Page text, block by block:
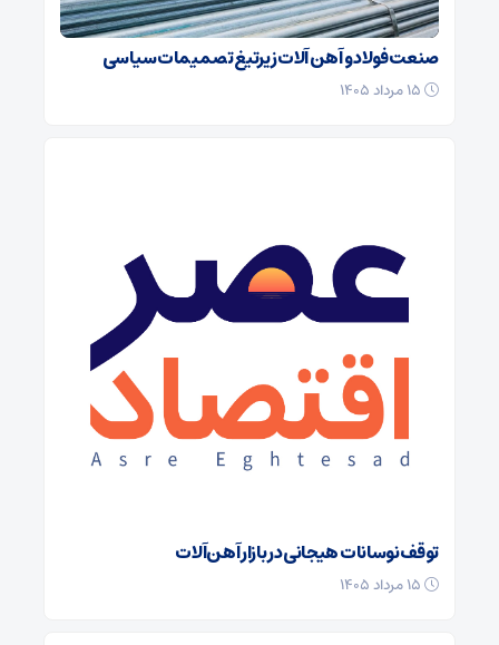
صنعت فولاد و آهن آلات زیر‌تیغ تصمیمات سیاسی
توقف نوسانات هیجانی در بازار آهن‌آلات